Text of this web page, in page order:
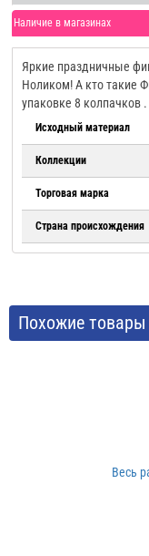
Наличие в магазинах
Яркие праздничные
Ноликом! А кто такие
упаковке 8 колпачков .
Исходный материал
Коллекции
Торговая марка
Страна происхождения
Похожие товары
Весь